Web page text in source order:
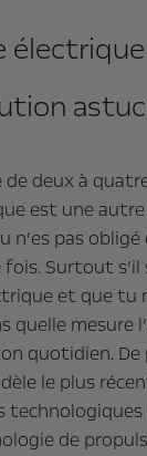
de deux à
est une
n’es pas
Surtout
et que tu
quelle mesure
quotidien. De
le plus
de